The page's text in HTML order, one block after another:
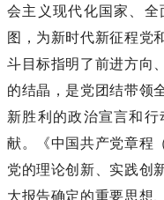
会主义现代化国家、
图，为新时代新征程党
斗目标指明了前进方向
的结晶，是党团结带领
新胜利的政治宣言和
献。《中国共产党章程
党的理论创新、实践创
大报告确定的重要思想